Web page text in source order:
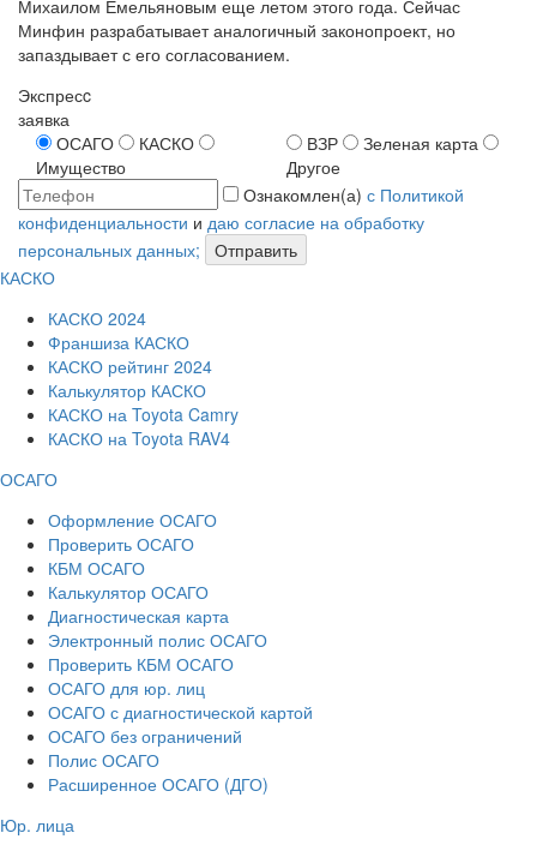
Михаилом Емельяновым еще летом этого года. Сейчас
Минфин разрабатывает аналогичный законопроект, но
запаздывает с его согласованием.
Экспресc
заявка
ОСАГО
КАСКО
Имущество
ВЗР
Зеленая карта
Другое
Ознакомлен(а) с Политикой
конфиденциальности и даю согласие на обработку
персональных данных;
Отправить
КАСКО
КАСКО 2024
Франшиза КАСКО
КАСКО рейтинг 2024
Калькулятор КАСКО
КАСКО на Toyota Camry
КАСКО на Toyota RAV4
ОСАГО
Оформление ОСАГО
Проверить ОСАГО
КБМ ОСАГО
Калькулятор ОСАГО
Диагностическая карта
Электронный полис ОСАГО
Проверить КБМ ОСАГО
ОСАГО для юр. лиц
ОСАГО с диагностической картой
ОСАГО без ограничений
Полис ОСАГО
Расширенное ОСАГО (ДГО)
Юр. лица